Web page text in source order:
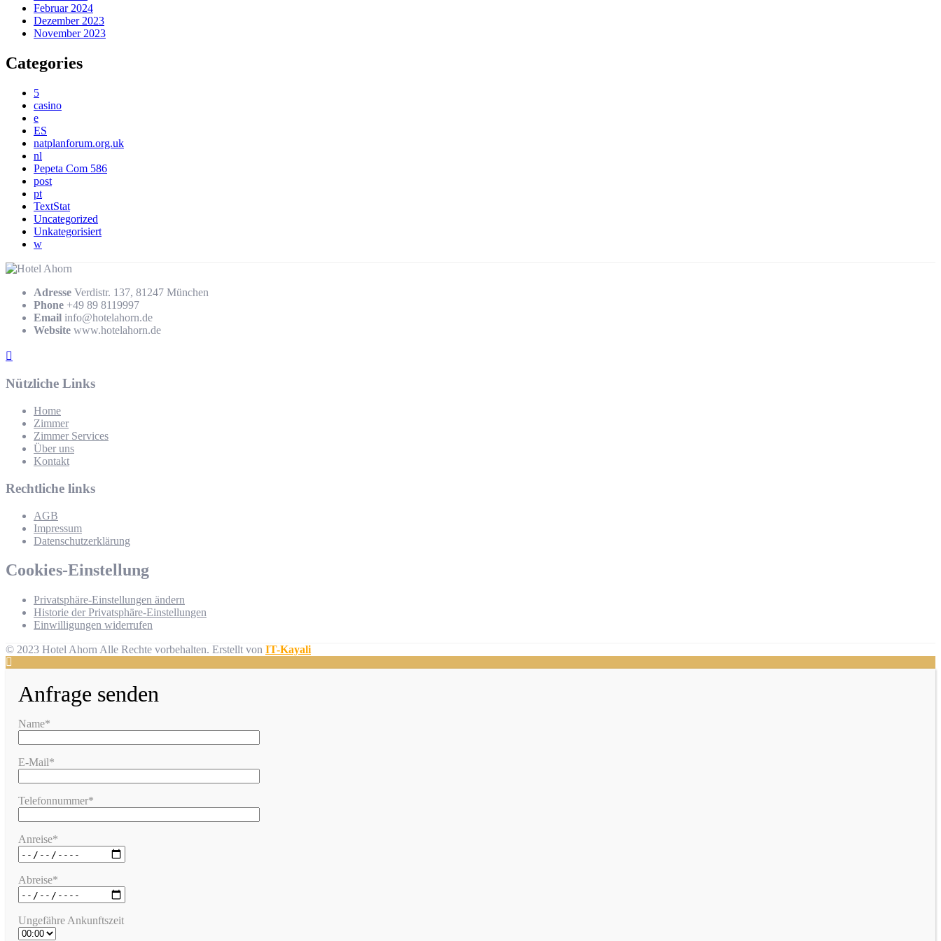
Februar 2024
Dezember 2023
November 2023
Categories
5
casino
e
ES
natplanforum.org.uk
nl
Pepeta Com 586
post
pt
TextStat
Uncategorized
Unkategorisiert
w
Adresse Verdistr. 137, 81247 München
Phone +49 89 8119997
Email info@hotelahorn.de
Website www.hotelahorn.de
Nützliche Links
Home
Zimmer
Zimmer Services
Über uns
Kontakt
Rechtliche links
AGB
Impressum
Datenschutzerklärung
Cookies-Einstellung
Privatsphäre-Einstellungen ändern
Historie der Privatsphäre-Einstellungen
Einwilligungen widerrufen
© 2023 Hotel Ahorn Alle Rechte vorbehalten. Erstellt von IT-Kayali
Anfrage senden
Name*
E-Mail*
Telefonnummer*
Anreise*
Abreise*
Ungefähre Ankunftszeit